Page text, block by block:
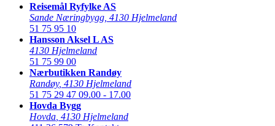
Reisemål Ryfylke AS
Sande Næringbygg 4130 Hjelmeland
51 75 95 10
Hansson Aksel L AS
4130 Hjelmeland
51 75 99 00
Nærbutikken Randøy
Randøy, 4130 Hjelmeland
51 75 29 47 09.00 - 17.00
Hovda Bygg
Hovda 4130 Hjelmeland